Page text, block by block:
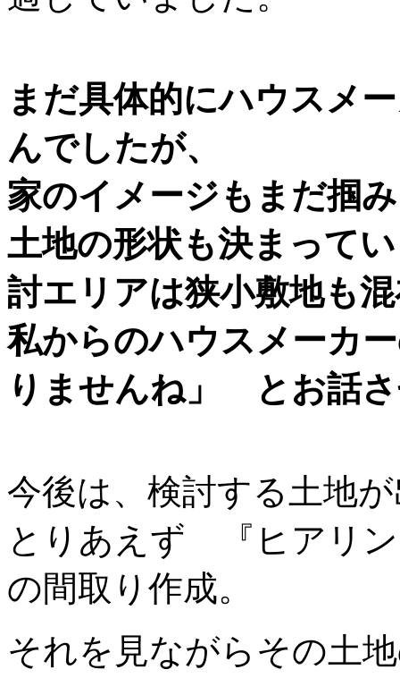
まだ具体的にハウスメ
んでしたが、
家のイメージもまだ掴
土地の形状も決まって
討エリアは狭小敷地も
私からのハウスメーカ
りませんね」 とお話
今後は、検討する土地
とりあえず 『ヒアリ
の間取り作成。
それを見ながらその土